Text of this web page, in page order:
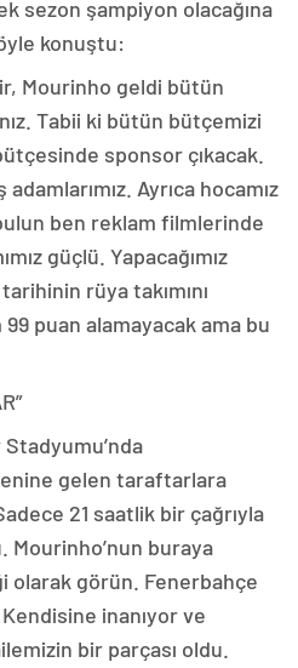
sezon şampiyon olacağına
konuştu:
Mourinho geldi bütün
Tabii ki bütün bütçemizi
sponsor çıkacak.
Ayrıca hocamız
ben reklam filmlerinde
güçlü. Yapacağımız
rüya takımını
99 puan alamayacak ama bu
gelen taraftarlara
21 saatlik bir çağrıyla
Mourinho’nun buraya
olarak görün. Fenerbahçe
inanıyor ve
bir parçası oldu.